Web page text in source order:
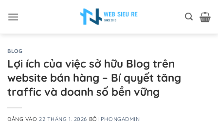
qua
BLOG
Lợi ích của việc sở hữu Blog trên
website bán hàng – Bí quyết tăng
traffic và doanh số bền vững
ĐĂNG VÀO22 THÁNG 1, 2026 BỞI PHONGADMIN